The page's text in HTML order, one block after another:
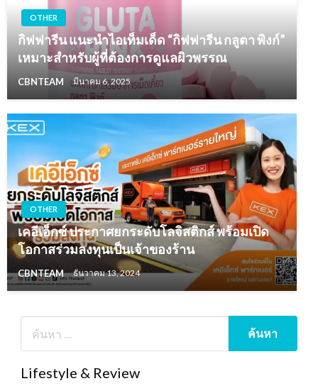
OTHER
กิฟฟารีน แนะนำไอเท็มเด็ด “กิฟฟารีน กลูตา พิงก์”
เหมาะสำหรับผู้ที่ต้องการดูแลผิวพรรณ
CBNTEAM มีนาคม 6, 2025
OTHER
เคอีเอ็กซ์ ประกาศยกระดับโลจิสติกส์ พร้อมเปิด
โอกาสร่วมลงทุนเป็นเจ้าของร้าน
CBNTEAM ธันวาคม 13, 2024
Lifestyle & Review